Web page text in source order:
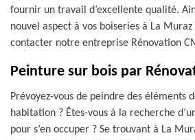
fournir un travail d’excellente qualité.
nouvel aspect à vos boiseries à La Muraz
contacter notre entreprise Rénovation
Peinture sur bois par
Prévoyez-vous de peindre des éléments
habitation ? Êtes-vous à la recherche
pour s’en occuper ? Se trouvant à La